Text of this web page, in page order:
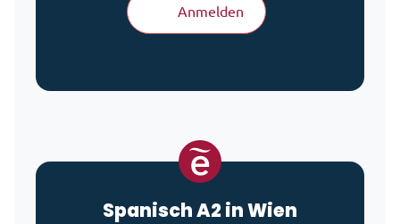
Anmelden
Spanisch A2 in Wien